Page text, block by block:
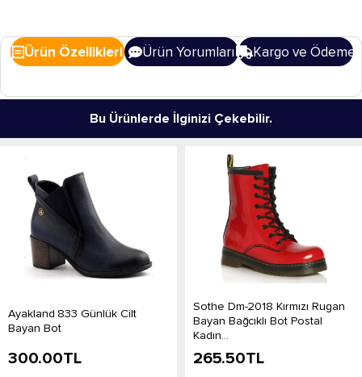
Ürün Özellikleri Ürün Yorumları Kargo ve Ödeme
Bu Ürünlerde İlginizi Çekebilir.
Ayakland 833 Günlük Cilt
Bayan Bot
300.00TL
Sothe Dm-2018 Kırmızı Rugan
Bayan Bağcıklı Bot Postal
Kadın...
265.50TL